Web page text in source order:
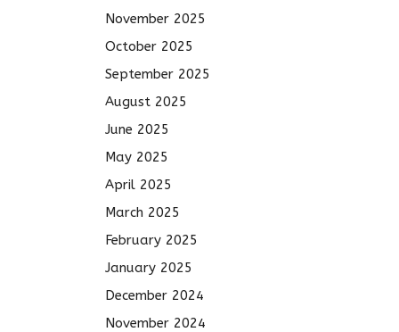
November 2025
October 2025
September 2025
August 2025
June 2025
May 2025
April 2025
March 2025
February 2025
January 2025
December 2024
November 2024